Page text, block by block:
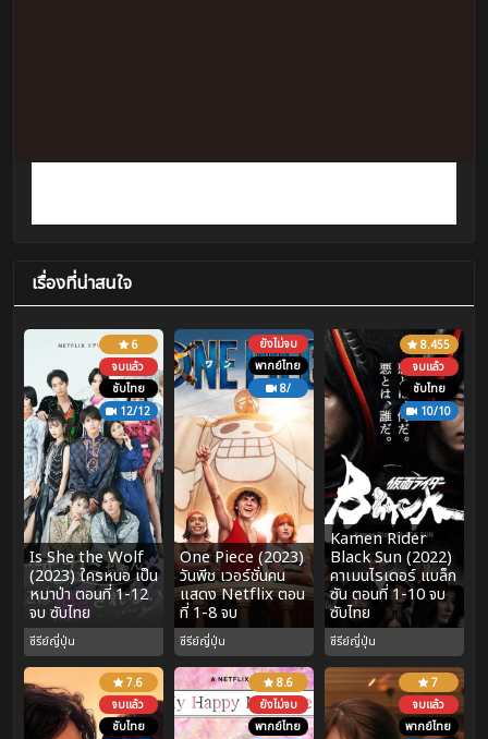
เรื่องที่น่าสนใจ
6
จบแล้ว
ซับไทย
12/12
Is She the Wolf
(2023) ใครหนอ เป็น
หมาป่า ตอนที่ 1-12
จบ ซับไทย
ซีรีย์ญี่ปุ่น
ยังไม่จบ
พากย์ไทย
8/
One Piece (2023)
วันพีช เวอร์ชั่นคน
แสดง Netflix ตอน
ที่ 1-8 จบ
ซีรีย์ญี่ปุ่น
8.455
จบแล้ว
ซับไทย
10/10
Kamen Rider
Black Sun (2022)
คาเมนไรเดอร์ แบล็ก
ซัน ตอนที่ 1-10 จบ
ซับไทย
ซีรีย์ญี่ปุ่น
7.6
จบแล้ว
ซับไทย
8.6
ยังไม่จบ
พากย์ไทย
7
จบแล้ว
พากย์ไทย